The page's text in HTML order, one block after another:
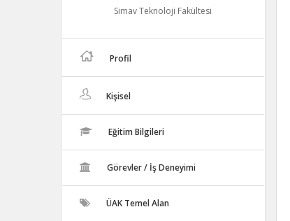
Simav Teknoloji Fakültesi
Profil
Kişisel
Eğitim Bilgileri
Görevler / İş Deneyimi
ÜAK Temel Alan